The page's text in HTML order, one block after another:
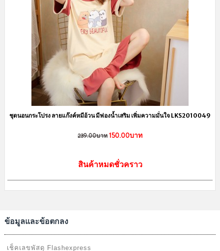
ชุดนอนกระโปรง ลายแก๊งค์หมีอ้วน มีฟองน้ำเสริม เพิ่มความมั่นใจ LKS2010049
239.00บาท150.00บาท
สินค้าหมดชั่วคราว
ข้อมูลและข้อตกลง
เช็คเลขพัสดุ Flashexpress